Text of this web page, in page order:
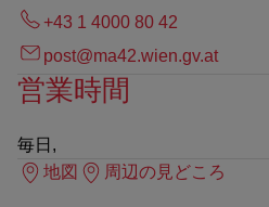
+43 1 4000 80 42
post@ma42.wien.gv.at
営業時間
毎日,
地図
周辺の見どころ